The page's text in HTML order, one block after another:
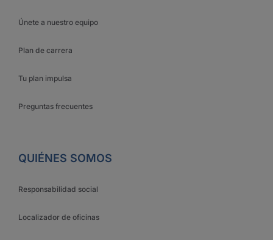
Únete a nuestro equipo
Plan de carrera
Tu plan impulsa
Preguntas frecuentes
QUIÉNES SOMOS
Responsabilidad social
Localizador de oficinas